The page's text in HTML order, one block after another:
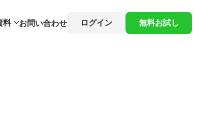
料 お問い合わせ ログイン 無料お試し